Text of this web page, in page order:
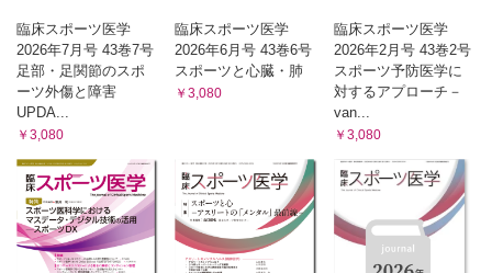
臨床スポーツ医学
2026年7月号 43巻7号
足部・足関節のスポ
ーツ外傷と障害
UPDA...
￥3,080
臨床スポーツ医学
2026年6月号 43巻6号
スポーツと心臓・肺
￥3,080
臨床スポーツ医学
2026年2月号 43巻2号
スポーツ予防医学に
対するアプローチ－
van...
￥3,080